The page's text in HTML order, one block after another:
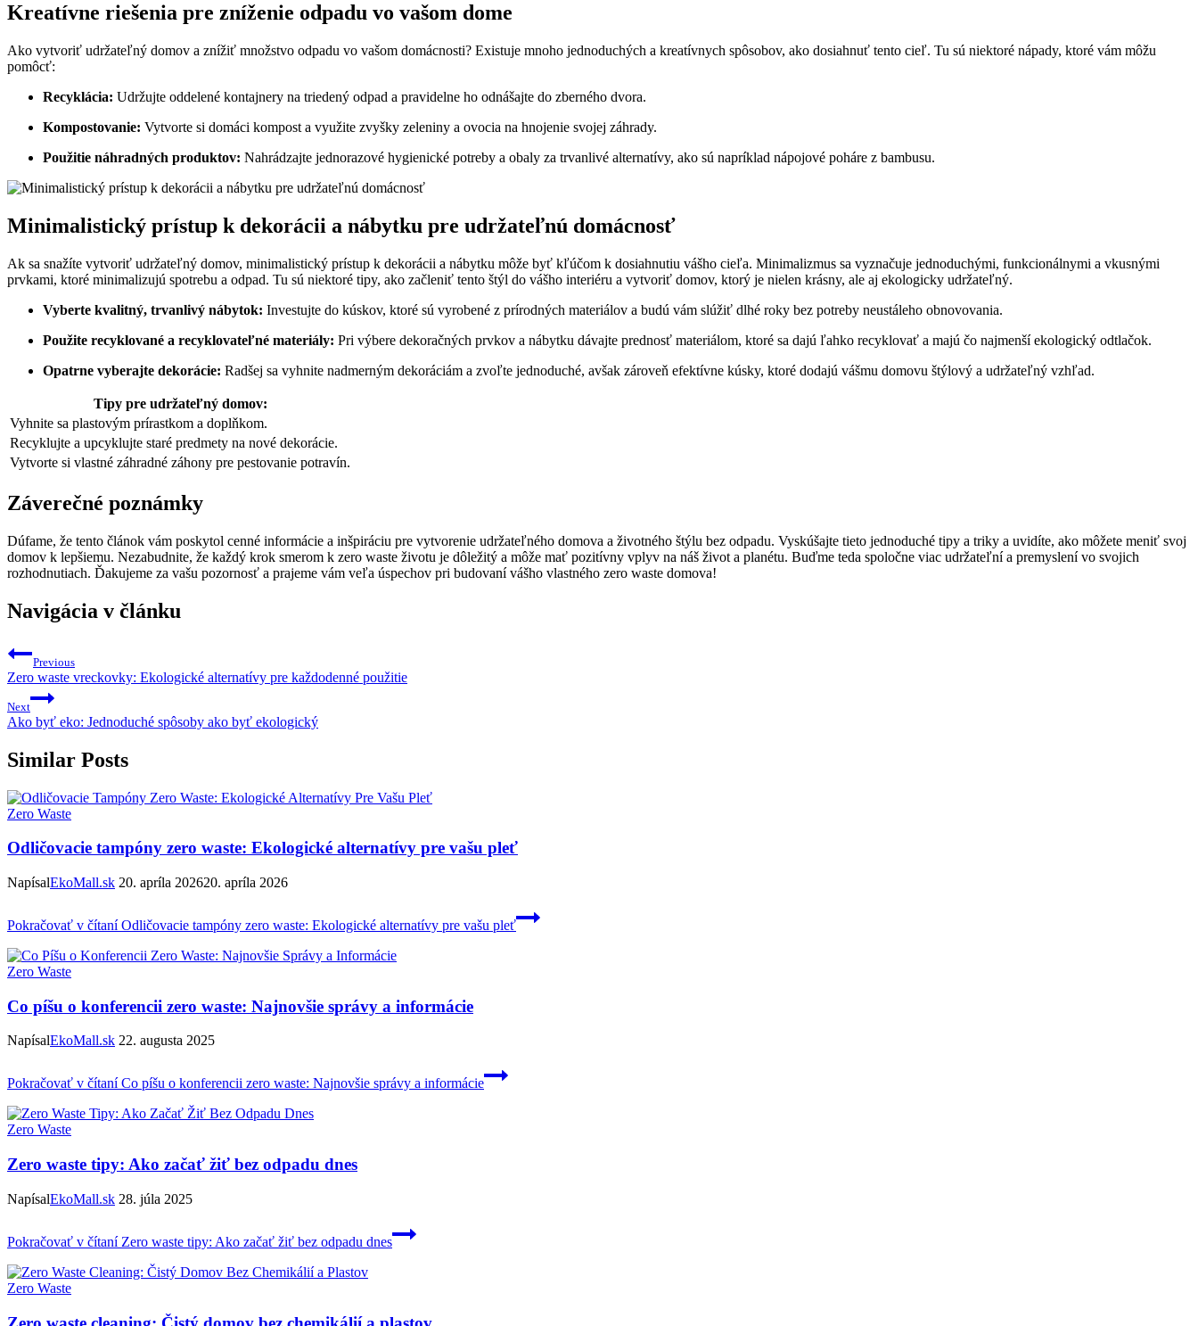
Kreatívne riešenia pre zníženie odpadu vo vašom dome
Ako vytvoriť udržateľný domov a znížiť množstvo odpadu vo vašom domácnosti? Existuje mnoho jednoduchých a kreatívnych spôsobov, ako dosiahnuť tento cieľ. Tu sú niektoré nápady, ktoré vám môžu
pomôcť:
Recyklácia: Udržujte oddelené kontajnery na triedený odpad a pravidelne ho odnášajte do zberného dvora.
Kompostovanie: Vytvorte si domáci kompost a využite zvyšky zeleniny a ovocia na hnojenie svojej záhrady.
Použitie náhradných produktov: Nahrádzajte jednorazové hygienické potreby a obaly za trvanlivé alternatívy, ako sú napríklad nápojové poháre z bambusu.
Minimalistický prístup k dekorácii a nábytku pre udržateľnú domácnosť
Ak sa snažíte vytvoriť udržateľný domov, minimalistický prístup k dekorácii a nábytku môže byť kľúčom k dosiahnutiu vášho cieľa. Minimalizmus sa vyznačuje jednoduchými, funkcionálnymi a vkusnými
prvkami, ktoré minimalizujú spotrebu a odpad. Tu sú niektoré tipy, ako začleniť tento štýl do vášho interiéru a vytvoriť domov, ktorý je nielen krásny, ale aj ekologicky udržateľný.
Vyberte kvalitný, trvanlivý nábytok: Investujte do kúskov, ktoré sú vyrobené z prírodných materiálov a budú vám slúžiť dlhé roky bez potreby neustáleho obnovovania.
Použite recyklované a recyklovateľné materiály: Pri výbere dekoračných prvkov a nábytku dávajte prednosť materiálom, ktoré sa dajú ľahko recyklovať a majú čo najmenší ekologický odtlačok.
Opatrne vyberajte dekorácie: Radšej sa vyhnite nadmerným dekoráciám a zvoľte jednoduché, avšak zároveň efektívne kúsky, ktoré dodajú vášmu domovu štýlový a udržateľný vzhľad.
Tipy pre udržateľný domov:
Vyhnite sa plastovým prírastkom a doplňkom.
Recyklujte a upcyklujte staré predmety na nové dekorácie.
Vytvorte si vlastné záhradné záhony pre pestovanie potravín.
Záverečné poznámky
Dúfame, že tento článok vám poskytol cenné informácie a inšpiráciu pre vytvorenie udržateľného domova a životného štýlu bez odpadu. Vyskúšajte tieto jednoduché tipy a triky a uvidíte, ako môžete meniť svoj
domov k lepšiemu. Nezabudnite, že každý krok smerom k zero waste životu je dôležitý a môže mať pozitívny vplyv na náš život a planétu. Buďme teda spoločne viac udržateľní a premyslení vo svojich
rozhodnutiach. Ďakujeme za vašu pozornosť a prajeme vám veľa úspechov pri budovaní vášho vlastného zero waste domova!
Navigácia v článku
Previous
Zero waste vreckovky: Ekologické alternatívy pre každodenné použitie
Next
Ako byť eko: Jednoduché spôsoby ako byť ekologický
Similar Posts
Zero Waste
Odličovacie tampóny zero waste: Ekologické alternatívy pre vašu pleť
NapísalEkoMall.sk 20. apríla 202620. apríla 2026
Pokračovať v čítaníOdličovacie tampóny zero waste: Ekologické alternatívy pre vašu pleť
Zero Waste
Co píšu o konferencii zero waste: Najnovšie správy a informácie
NapísalEkoMall.sk 22. augusta 2025
Pokračovať v čítaníCo píšu o konferencii zero waste: Najnovšie správy a informácie
Zero Waste
Zero waste tipy: Ako začať žiť bez odpadu dnes
NapísalEkoMall.sk 28. júla 2025
Pokračovať v čítaníZero waste tipy: Ako začať žiť bez odpadu dnes
Zero Waste